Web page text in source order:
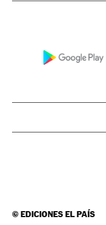
©EDICIONES EL PAÍS